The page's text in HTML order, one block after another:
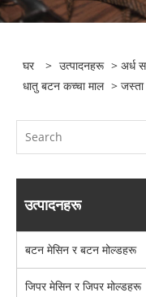
घर > उत्पादनहरू >अर्ध
धातु बटन कच्चा माल > जस्ता
उत्पादनहरू
बटन मेसिन र बटन मोल्डहरू
जिपर मेसिन र जिपर मोल्डहरू